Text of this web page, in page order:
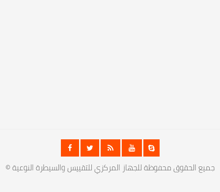
© جميع الحقوق محفوظة للجهاز المركزي للتقييس والسيطرة النوعية